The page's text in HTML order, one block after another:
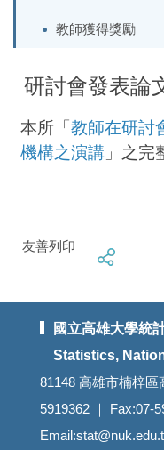
教師獲得獎勵
研討會發表論
本所「教師在研討
機構之演講」之完
友善列印
國立高雄大學統
Statistics,
81148 高雄市楠梓區
5919362 ｜ Fax:07-